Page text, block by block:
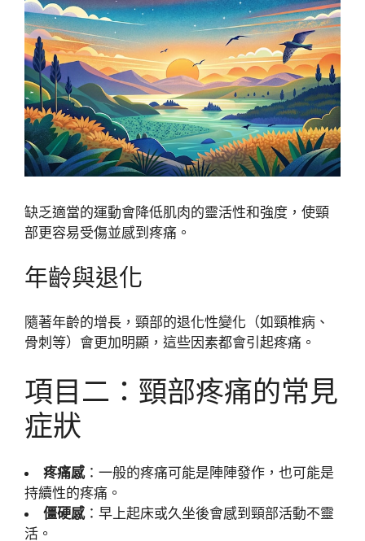
缺乏適當的運動會降低肌肉的靈活性和強度，使頸
部更容易受傷並感到疼痛。
年齡與退化
隨著年齡的增長，頸部的退化性變化（如頸椎病、
骨刺等）會更加明顯，這些因素都會引起疼痛。
項目二：頸部疼痛的常見
症狀
疼痛感：一般的疼痛可能是陣陣發作，也可能是
持續性的疼痛。
僵硬感：早上起床或久坐後會感到頸部活動不靈
活。